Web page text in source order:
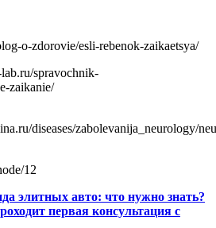
o-zdorovie/esli-rebenok-zaikaetsya/
spravochnik-
zaikanie/
diseases/zabolevanija_neurology/
12
элитных авто: что нужно знать?
первая консультация с